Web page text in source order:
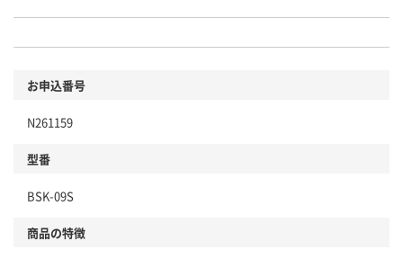
お申込番号
N261159
型番
BSK-09S
商品の特徴